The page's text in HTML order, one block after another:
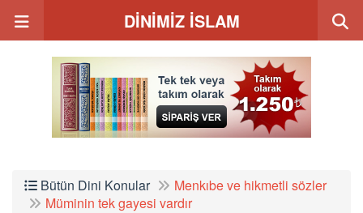
DİNİMİZ İSLAM
Bütün Dini Konular
Menkıbe ve hikmetli sözler
Müminin tek gayesi vardır